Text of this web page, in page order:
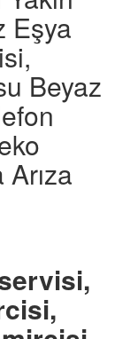
Eşya
Beyaz